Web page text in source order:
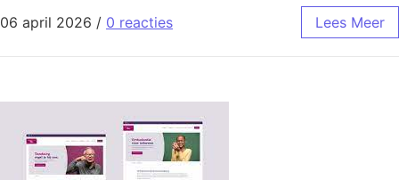
06 april 2026 / 0 reacties Lees Meer